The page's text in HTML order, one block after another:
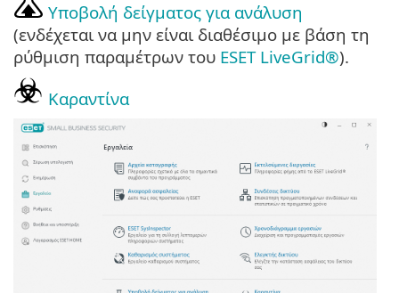
Υποβολή δείγματος για ανάλυση
(ενδέχεται να μην είναι διαθέσιμο με βάση τη
ρύθμιση παραμέτρων του ESET LiveGrid®).
Καραντίνα